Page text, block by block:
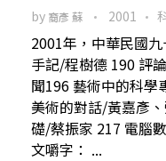
by 裔彥 蘇 2001
2001年，中華民國
手記/程樹德 190 評
聞196 藝術中的科學
美術的對話/黃嘉彥
礎/蔡振家 217 電腦
文嚼字： ...